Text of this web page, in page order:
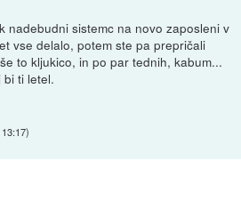
nadebudni sistemc na novo zaposleni v
vse delalo, potem ste pa prepričali
to kljukico, in po par tednih, kabum...
ti letel.
)